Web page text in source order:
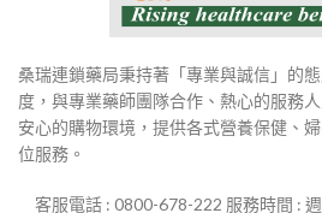
桑瑞連鎖藥局秉持著「專業與誠信」的
度，與專業藥師團隊合作、熱心的服務
安心的購物環境，提供各式營養保健、
位服務。
客服電話 : 0800-678-222 服務時間 :